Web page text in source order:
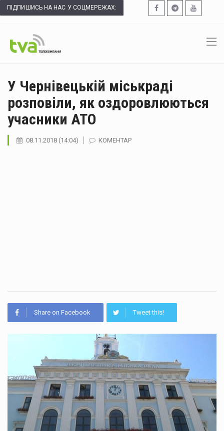
ПІДПИШИСЬ НА НАС У СОЦМЕРЕЖАХ:
У Чернівецькій міськраді
розповіли, як оздоровлюються
учасники АТО
08.11.2018 (14:04) КОМЕНТАР
Share on Facebook Tweet this!